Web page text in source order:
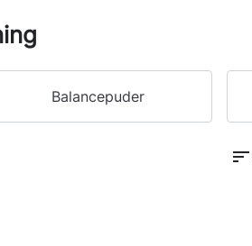
Balancepuder
sort